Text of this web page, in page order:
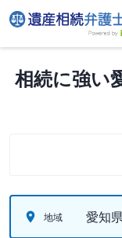
相続に強い
地域 愛知